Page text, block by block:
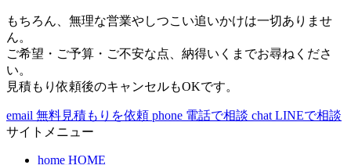
もちろん、無理な営業やしつこい追いかけは一切ありませ
ん。
ご希望・ご予算・ご不安な点、納得いくまでお尋ねくださ
い。
見積もり依頼後のキャンセルもOKです。
email 無料見積もりを依頼 phone 電話で相談 chat LINEで相談
サイトメニュー
home HOME